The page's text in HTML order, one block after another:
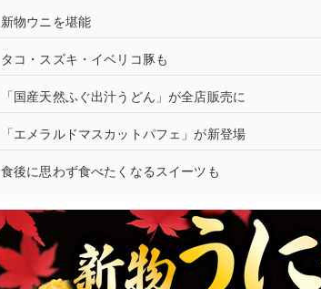
新物ウニを堪能
タコ・スズキ・イベリコ豚も
「国産天然ふぐ出汁うどん」が全店販売に
「エメラルドマスカットパフェ」が新登場
食後に思わず食べたくなるスイーツも